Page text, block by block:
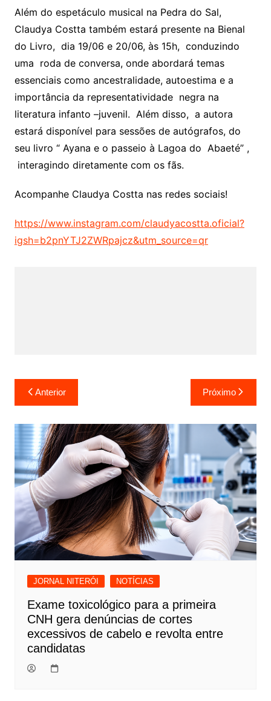
Além do espetáculo musical na Pedra do Sal,
Claudya Costta também estará presente na Bienal
do Livro, dia 19/06 e 20/06, às 15h, conduzindo
uma roda de conversa, onde abordará temas
essenciais como ancestralidade, autoestima e a
importância da representatividade negra na
literatura infanto –juvenil. Além disso, a autora
estará disponível para sessões de autógrafos, do
seu livro “ Ayana e o passeio à Lagoa do Abaeté” ,
interagindo diretamente com os fãs.
Acompanhe Claudya Costta nas redes sociais!
https://www.instagram.com/claudyacostta.oficial?
igsh=b2pnYTJ2ZWRpajcz&utm_source=qr
Navegação
de
Post
Anterior Próximo
JORNAL NITERÓI NOTÍCIAS
Exame toxicológico para a primeira
CNH gera denúncias de cortes
excessivos de cabelo e revolta entre
candidatas